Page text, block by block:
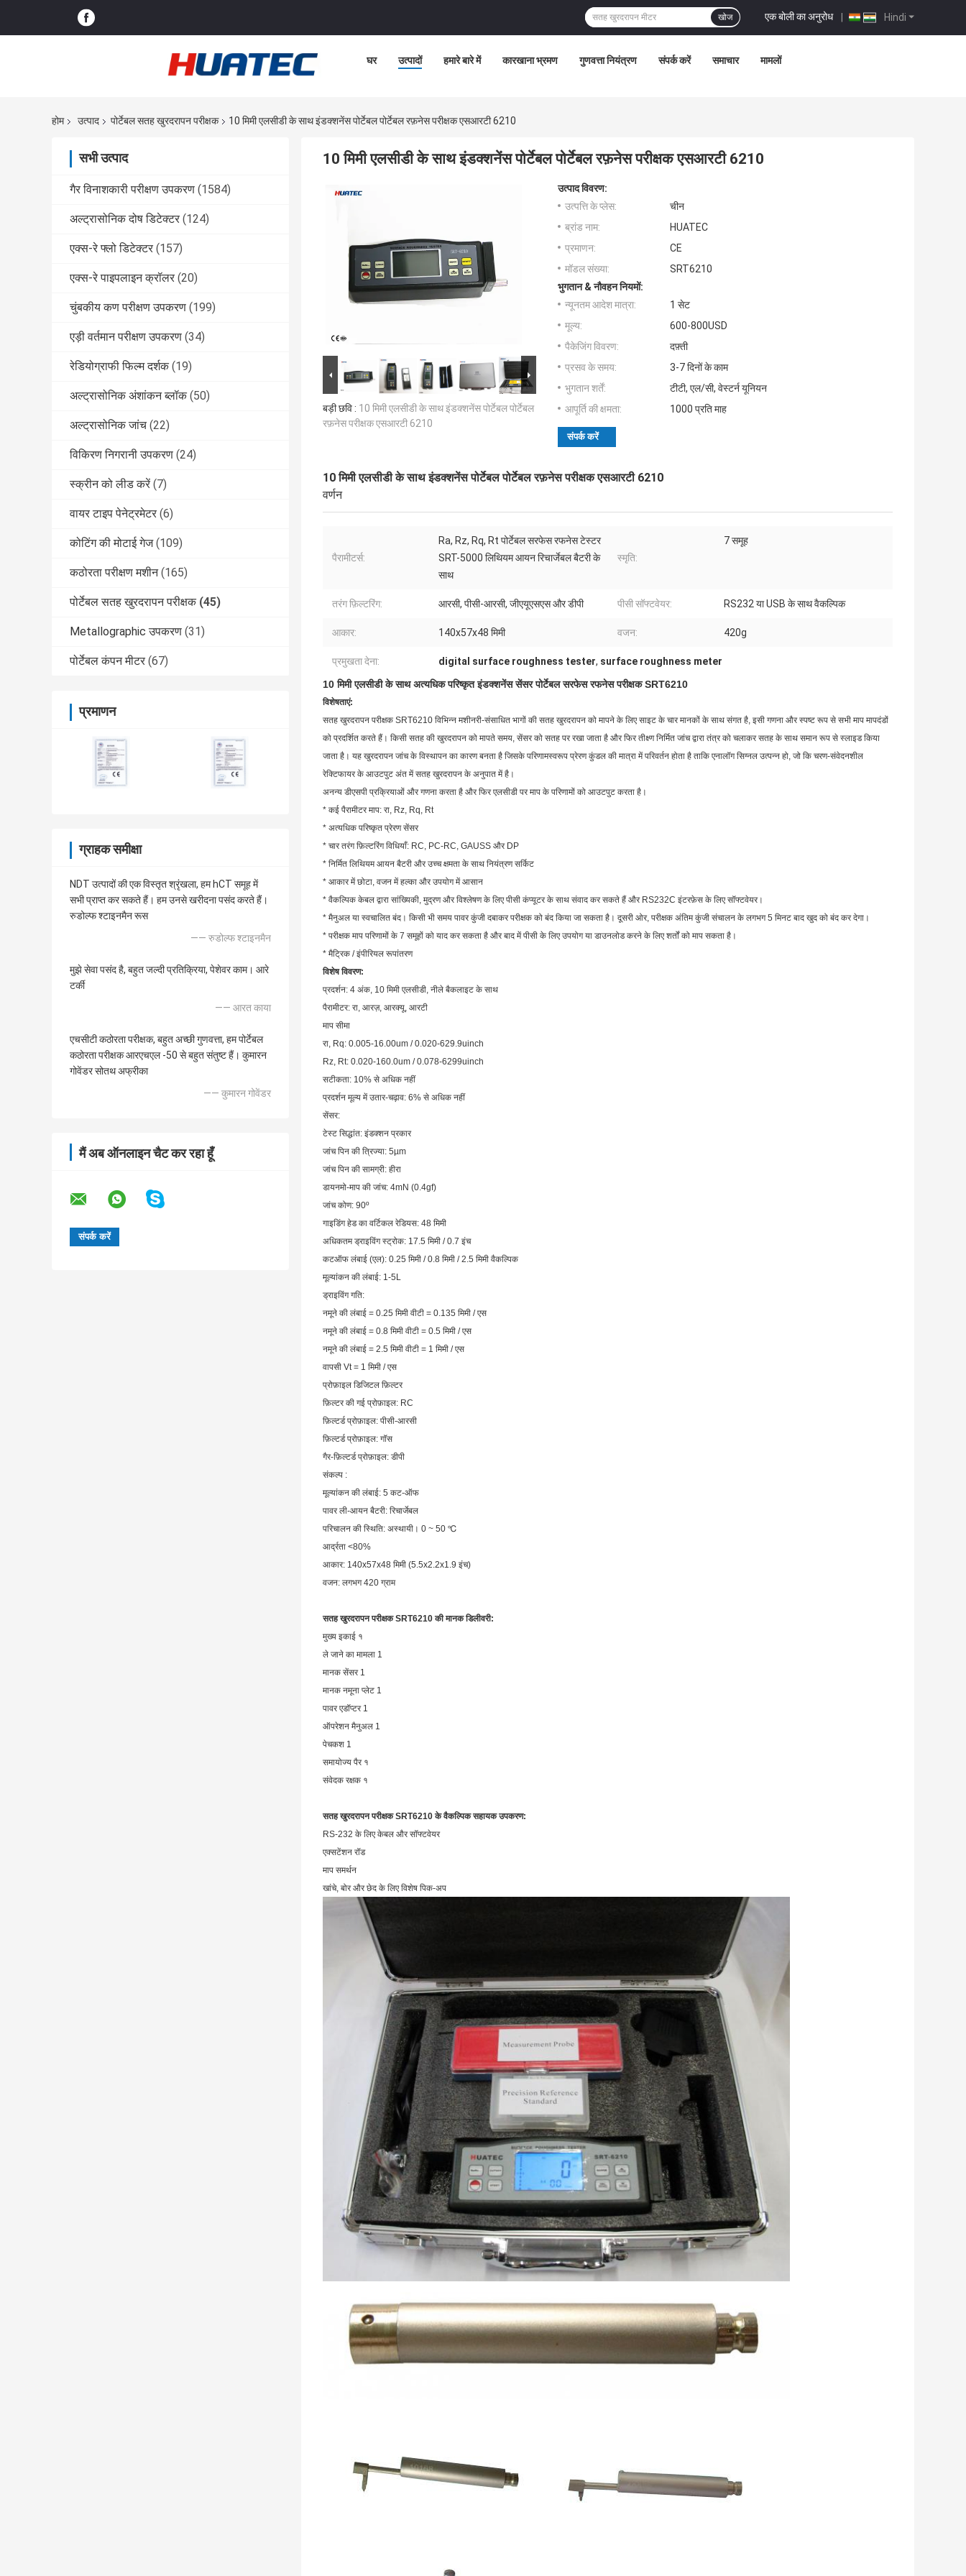
Hindi
एक बोली का अनुरोध |
खोज
घर उत्पादों हमारे बारे में कारखाना भ्रमण गुणवत्ता नियंत्रण संपर्क करें समाचार मामलों
होम उत्पाद पोर्टेबल सतह खुरदरापन परीक्षक 10 मिमी एलसीडी के साथ इंडक्शनेंस पोर्टेबल पोर्टेबल रफ़नेस परीक्षक एसआरटी 6210
सभी उत्पाद
गैर विनाशकारी परीक्षण उपकरण (1584)
अल्ट्रासोनिक दोष डिटेक्टर (124)
एक्स-रे फ्लो डिटेक्टर (157)
एक्स-रे पाइपलाइन क्रॉलर (20)
चुंबकीय कण परीक्षण उपकरण (199)
एड़ी वर्तमान परीक्षण उपकरण (34)
रेडियोग्राफी फिल्म दर्शक (19)
अल्ट्रासोनिक अंशांकन ब्लॉक (50)
अल्ट्रासोनिक जांच (22)
विकिरण निगरानी उपकरण (24)
स्क्रीन को लीड करें (7)
वायर टाइप पेनेट्रमेटर (6)
कोटिंग की मोटाई गेज (109)
कठोरता परीक्षण मशीन (165)
पोर्टेबल सतह खुरदरापन परीक्षक (45)
Metallographic उपकरण (31)
पोर्टेबल कंपन मीटर (67)
प्रमाणन
ग्राहक समीक्षा
NDT उत्पादों की एक विस्तृत श्रृंखला, हम hCT समूह में
सभी प्राप्त कर सकते हैं। हम उनसे खरीदना पसंद करते हैं।
रुडोल्फ श्टाइनमैन रूस
—— रुडोल्फ श्टाइनमैन
मुझे सेवा पसंद है, बहुत जल्दी प्रतिक्रिया, पेशेवर काम। आरे
टर्की
—— आरत काया
एचसीटी कठोरता परीक्षक, बहुत अच्छी गुणवत्ता, हम पोर्टेबल
कठोरता परीक्षक आरएचएल -50 से बहुत संतुष्ट हैं। कुमारन
गोवेंडर सोतथ अफ्रीका
—— कुमारन गोवेंडर
मैं अब ऑनलाइन चैट कर रहा हूँ
10 मिमी एलसीडी के साथ इंडक्शनेंस पोर्टेबल पोर्टेबल रफ़नेस परीक्षक एसआरटी 6210
बड़ी छवि : 10 मिमी एलसीडी के साथ इंडक्शनेंस पोर्टेबल पोर्टेबल
रफ़नेस परीक्षक एसआरटी 6210
उत्पाद विवरण:
उत्पत्ति के प्लेस:
चीन
ब्रांड नाम:
HUATEC
प्रमाणन:
CE
मॉडल संख्या:
SRT6210
भुगतान & नौवहन नियमों:
न्यूनतम आदेश मात्रा:
1 सेट
मूल्य:
600-800USD
पैकेजिंग विवरण:
दफ़्ती
प्रसव के समय:
3-7 दिनों के काम
भुगतान शर्तें:
टीटी, एल/सी, वेस्टर्न यूनियन
आपूर्ति की क्षमता:
1000 प्रति माह
संपर्क करें
10 मिमी एलसीडी के साथ इंडक्शनेंस पोर्टेबल पोर्टेबल रफ़नेस परीक्षक एसआरटी 6210
वर्णन
पैरामीटर्स:
Ra, Rz, Rq, Rt पोर्टेबल सरफेस रफनेस टेस्टर
SRT-5000 लिथियम आयन रिचार्जेबल बैटरी के
साथ
स्मृति:
7 समूह
तरंग फ़िल्टरिंग: आरसी, पीसी-आरसी, जीएयूएसएस और डीपी पीसी सॉफ्टवेयर: RS232 या USB के साथ वैकल्पिक
आकार: 140x57x48 मिमी वजन: 420g
प्रमुखता देना: digital surface roughness tester, surface roughness meter
10 मिमी एलसीडी के साथ अत्यधिक परिष्कृत इंडक्शनेंस सेंसर पोर्टेबल सरफेस रफनेस परीक्षक SRT6210
विशेषताएं:
सतह खुरदरापन परीक्षक SRT6210 विभिन्न मशीनरी-संसाधित भागों की सतह खुरदरापन को मापने के लिए साइट के चार मानकों के साथ संगत है, इसी गणना और स्पष्ट रूप से सभी माप मापदंडों
को प्रदर्शित करते हैं। किसी सतह की खुरदरापन को मापते समय, सेंसर को सतह पर रखा जाता है और फिर तीक्ष्ण निर्मित जांच द्वारा तंत्र को चलाकर सतह के साथ समान रूप से स्लाइड किया
जाता है। यह खुरदरापन जांच के विस्थापन का कारण बनता है जिसके परिणामस्वरूप प्रेरण कुंडल की मात्रा में परिवर्तन होता है ताकि एनालॉग सिग्नल उत्पन्न हो, जो कि चरण-संवेदनशील
रेक्टिफायर के आउटपुट अंत में सतह खुरदरापन के अनुपात में है।
अनन्य डीएसपी प्रक्रियाओं और गणना करता है और फिर एलसीडी पर माप के परिणामों को आउटपुट करता है।
* कई पैरामीटर माप: रा, Rz, Rq, Rt
* अत्यधिक परिष्कृत प्रेरण सेंसर
* चार तरंग फ़िल्टरिंग विधियाँ: RC, PC-RC, GAUSS और DP
* निर्मित लिथियम आयन बैटरी और उच्च क्षमता के साथ नियंत्रण सर्किट
* आकार में छोटा, वजन में हल्का और उपयोग में आसान
* वैकल्पिक केबल द्वारा सांख्यिकी, मुद्रण और विश्लेषण के लिए पीसी कंप्यूटर के साथ संवाद कर सकते हैं और RS232C इंटरफ़ेस के लिए सॉफ्टवेयर।
* मैनुअल या स्वचालित बंद। किसी भी समय पावर कुंजी दबाकर परीक्षक को बंद किया जा सकता है। दूसरी ओर, परीक्षक अंतिम कुंजी संचालन के लगभग 5 मिनट बाद खुद को बंद कर देगा।
* परीक्षक माप परिणामों के 7 समूहों को याद कर सकता है और बाद में पीसी के लिए उपयोग या डाउनलोड करने के लिए शर्तों को माप सकता है।
* मैट्रिक / इंपीरियल रूपांतरण
विशेष विवरण:
प्रदर्शन: 4 अंक, 10 मिमी एलसीडी, नीले बैकलाइट के साथ
पैरामीटर: रा, आरज़, आरक्यू, आरटी
माप सीमा
रा, Rq: 0.005-16.00um / 0.020-629.9uinch
Rz, Rt: 0.020-160.0um / 0.078-6299uinch
सटीकता: 10% से अधिक नहीं
प्रदर्शन मूल्य में उतार-चढ़ाव: 6% से अधिक नहीं
सेंसर:
टेस्ट सिद्धांत: इंडक्शन प्रकार
जांच पिन की त्रिज्या: 5µm
जांच पिन की सामग्री: हीरा
डायनमो-माप की जांच: 4mN (0.4gf)
जांच कोण: 90º
गाइडिंग हेड का वर्टिकल रेडियस: 48 मिमी
अधिकतम ड्राइविंग स्ट्रोक: 17.5 मिमी / 0.7 इंच
कटऑफ लंबाई (एल): 0.25 मिमी / 0.8 मिमी / 2.5 मिमी वैकल्पिक
मूल्यांकन की लंबाई: 1-5L
ड्राइविंग गति:
नमूने की लंबाई = 0.25 मिमी वीटी = 0.135 मिमी / एस
नमूने की लंबाई = 0.8 मिमी वीटी = 0.5 मिमी / एस
नमूने की लंबाई = 2.5 मिमी वीटी = 1 मिमी / एस
वापसी Vt = 1 मिमी / एस
प्रोफ़ाइल डिजिटल फ़िल्टर
फ़िल्टर की गई प्रोफ़ाइल: RC
फ़िल्टर्ड प्रोफ़ाइल: पीसी-आरसी
फ़िल्टर्ड प्रोफ़ाइल: गॉस
गैर-फ़िल्टर्ड प्रोफ़ाइल: डीपी
संकल्प :
मूल्यांकन की लंबाई: 5 कट-ऑफ
पावर ली-आयन बैटरी: रिचार्जेबल
परिचालन की स्थिति: अस्थायी। 0 ~ 50 ℃
आर्द्रता <80%
आकार: 140x57x48 मिमी (5.5x2.2x1.9 इंच)
वजन: लगभग 420 ग्राम
सतह खुरदरापन परीक्षक SRT6210 की मानक डिलीवरी:
मुख्य इकाई १
ले जाने का मामला 1
मानक सेंसर 1
मानक नमूना प्लेट 1
पावर एडॉप्टर 1
ऑपरेशन मैनुअल 1
पेचकश 1
समायोज्य पैर १
संवेदक रक्षक १
सतह खुरदरापन परीक्षक SRT6210 के वैकल्पिक सहायक उपकरण:
RS-232 के लिए केबल और सॉफ्टवेयर
एक्सटेंशन रॉड
माप समर्थन
खांचे, बोर और छेद के लिए विशेष पिक-अप